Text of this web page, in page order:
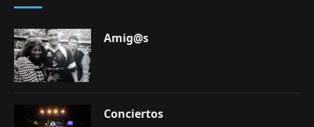
Amig@s
Conciertos